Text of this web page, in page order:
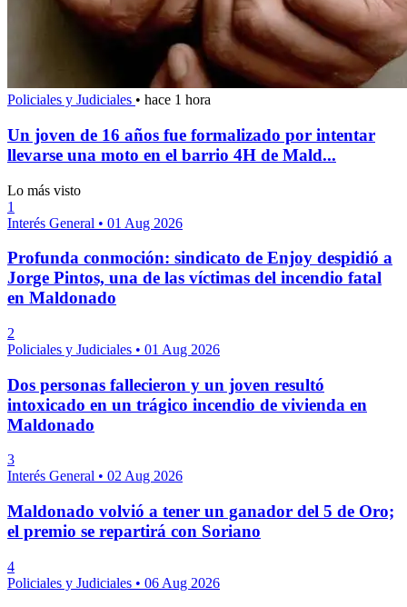
Policiales y Judiciales • hace 1 hora
Un joven de 16 años fue formalizado por intentar
llevarse una moto en el barrio 4H de Mald...
Lo más visto
1
Interés General • 01 Aug 2026
Profunda conmoción: sindicato de Enjoy despidió a
Jorge Pintos, una de las víctimas del incendio fatal
en Maldonado
2
Policiales y Judiciales • 01 Aug 2026
Dos personas fallecieron y un joven resultó
intoxicado en un trágico incendio de vivienda en
Maldonado
3
Interés General • 02 Aug 2026
Maldonado volvió a tener un ganador del 5 de Oro;
el premio se repartirá con Soriano
4
Policiales y Judiciales • 06 Aug 2026